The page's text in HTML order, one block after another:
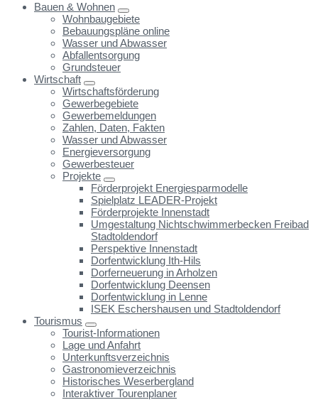
Bauen & Wohnen
Wohnbaugebiete
Bebauungspläne online
Wasser und Abwasser
Abfallentsorgung
Grundsteuer
Wirtschaft
Wirtschaftsförderung
Gewerbegebiete
Gewerbemeldungen
Zahlen, Daten, Fakten
Wasser und Abwasser
Energieversorgung
Gewerbesteuer
Projekte
Förderprojekt Energiesparmodelle
Spielplatz LEADER-Projekt
Förderprojekte Innenstadt
Umgestaltung Nichtschwimmerbecken Freibad
Stadtoldendorf
Perspektive Innenstadt
Dorfentwicklung Ith-Hils
Dorferneuerung in Arholzen
Dorfentwicklung Deensen
Dorfentwicklung in Lenne
ISEK Eschershausen und Stadtoldendorf
Tourismus
Tourist-Informationen
Lage und Anfahrt
Unterkunftsverzeichnis
Gastronomieverzeichnis
Historisches Weserbergland
Interaktiver Tourenplaner